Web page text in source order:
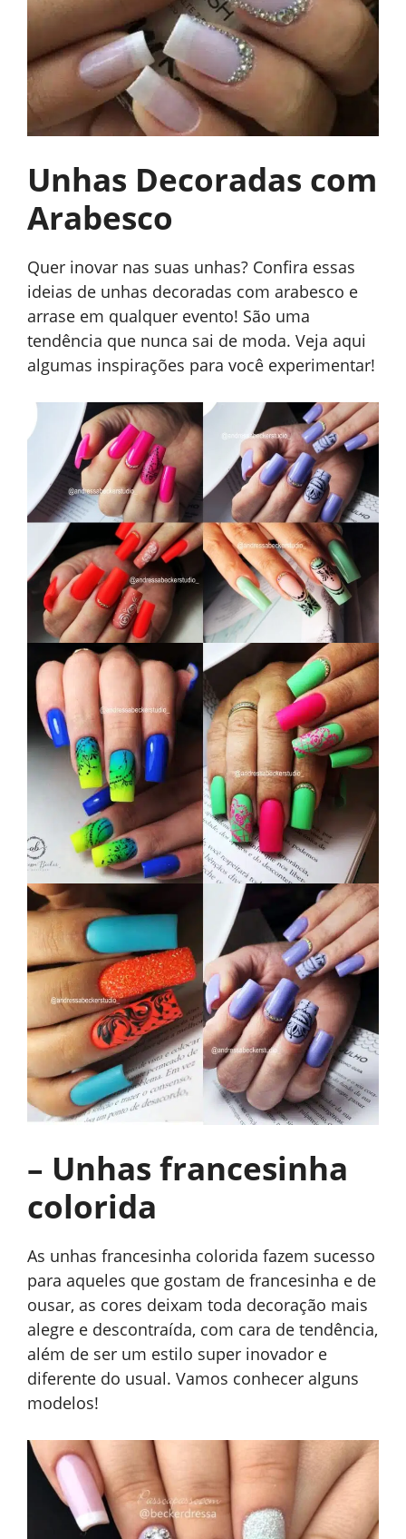
Unhas Decoradas com
Arabesco
Quer inovar nas suas unhas? Confira essas
ideias de unhas decoradas com arabesco e
arrase em qualquer evento! São uma
tendência que nunca sai de moda. Veja aqui
algumas inspirações para você experimentar!
– Unhas francesinha
colorida
As unhas francesinha colorida fazem sucesso
para aqueles que gostam de francesinha e de
ousar, as cores deixam toda decoração mais
alegre e descontraída, com cara de tendência,
além de ser um estilo super inovador e
diferente do usual. Vamos conhecer alguns
modelos!